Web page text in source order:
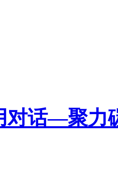
对话—聚力